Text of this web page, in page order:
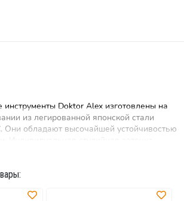
Doktor Alex изготовлены на
из легированной японской стали
Они обладают высочайшей устойчивостью
и регулировка точности схождения